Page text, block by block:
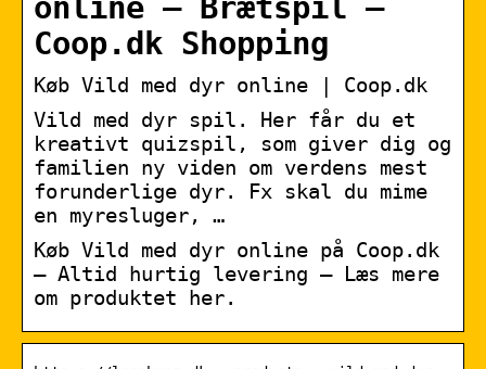
online – Brætspil –
Coop.dk Shopping
Køb Vild med dyr online | Coop.dk
Vild med dyr spil. Her får du et
kreativt quizspil, som giver dig og
familien ny viden om verdens mest
forunderlige dyr. Fx skal du mime
en myresluger, …
Køb Vild med dyr online på Coop.dk
– Altid hurtig levering – Læs mere
om produktet her.